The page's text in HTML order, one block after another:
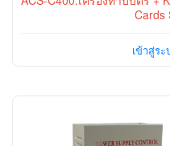
Cards
เข้าสู่ระ